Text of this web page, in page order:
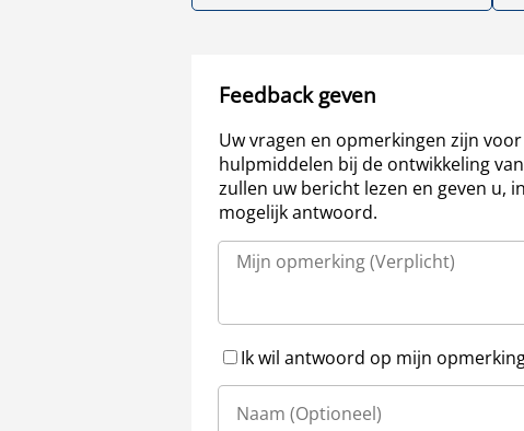
Feedback geven
Uw vragen en opmerkingen zijn
hulpmiddelen bij de ontwikkeling
zullen uw bericht lezen en geven u,
mogelijk antwoord.
Ik wil antwoord op mijn